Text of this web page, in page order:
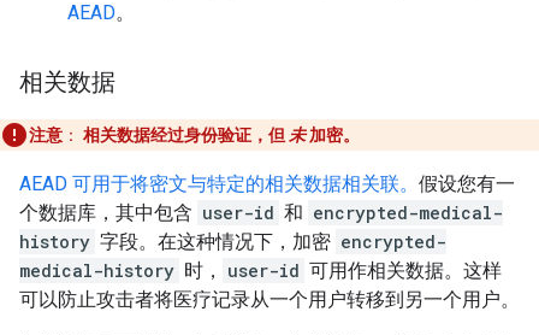
AEAD。
相关数据
注意 ： 相关数据经过身份验证，但 未加密。
AEAD 可用于将密文与特定的相关数据相关联。 假设您有一
个数据库，其中包含 user-id 和 encrypted-medical-
history 字段。在这种情况下，加密 encrypted-
medical-history 时， user-id 可用作相关数据。这样
可以防止攻击者将医疗记录从一个用户转移到另一个用户。